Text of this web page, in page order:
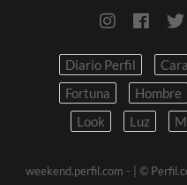
Diario Perfil
Fortuna
Hombre
Look
Luz
weekend.perfil.com -
| ©